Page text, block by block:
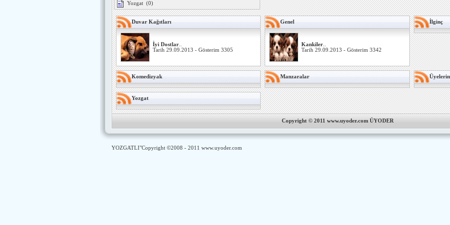
Yozgat (0)
Duvar Kağıtları
İyi Dostlar
Tarih 29.09.2013 - Gösterim 3305
Genel
Kankiler
Tarih 29.09.2013 - Gösterim 3342
İlginç
Komedizyak Manzaralar
Yozgat
Copyright © 2011 www.uyoder.com ÜYODER
YOZGATLI"Copyright ©2008 - 2011 www.uyoder.com